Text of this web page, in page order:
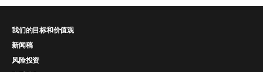
我们的目标和价值观
新闻稿
风险投资